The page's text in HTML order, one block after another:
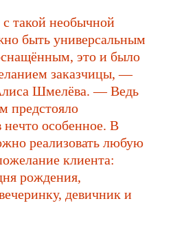
с такой необычной
быть универсальным
это и было
заказчицы, —
Шмелёва. — Ведь
предстояло
нечто особенное. В
реализовать любую
клиента:
рождения,
девичник и